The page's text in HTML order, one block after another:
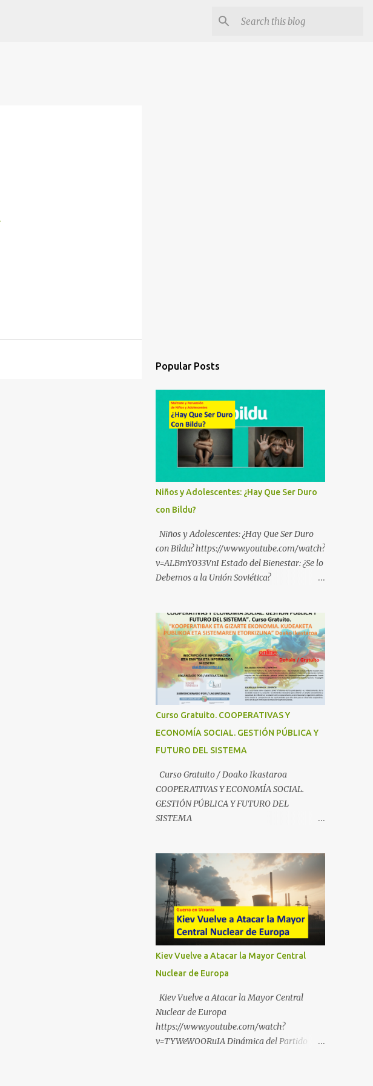
Popular Posts
Niños y Adolescentes: ¿Hay Que Ser Duro
con Bildu?
Niños y Adolescentes: ¿Hay Que Ser Duro
con Bildu? https://www.youtube.com/watch?
v=ALBmY033VnI Estado del Bienestar: ¿Se lo
Debemos a la Unión Soviética?
Cooperativas
https://www.youtube.com/watch?v=ylup-
4KPu5w Capitalismo Inclusivo y Cuarta
Revolución Industrial
https://www.youtube.com/shorts/dGKjgqEv
RHk ¿Conoces los nuevos canales de
BABESTU? Si quieres hacer algo, o
adolescentes vascos frente a abusos y
manipulaciones: BABESTUren kanal berriak
nerabeak abusu eta manipulazioetatik
babesteko zerbait egin nahi baduzu, edo
ideiak partekatu nahi badituzu: Telegram :
https://t.me/babestu_proteger WhatsApp :
6k0LKZJWzQyoE1T SÍGUENOS EN
YOUTUBE:
https://www.youtube.com/@ekaicenter?
sub_confirmation=1
Curso Gratuito. COOPERATIVAS Y
ECONOMÍA SOCIAL. GESTIÓN PÚBLICA Y
FUTURO DEL SISTEMA
Curso Gratuito / Doako Ikastaroa
COOPERATIVAS Y ECONOMÍA SOCIAL.
GESTIÓN PÚBLICA Y FUTURO DEL
SISTEMA
usp=sharing
Kiev Vuelve a Atacar la Mayor Central
Nuclear de Europa
Kiev Vuelve a Atacar la Mayor Central
Nuclear de Europa
https://www.youtube.com/watch?
v=TYWeWOORuIA Dinámica del Partido